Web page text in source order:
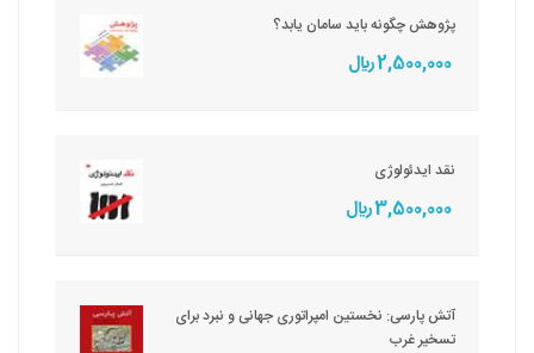
پژوهش چگونه باید سامان یابد؟
2,500,000 ريال
نقد ایدئولوژی
3,500,000 ريال
آتش پارسی: نخستین امپراتوری جهانی و نبرد برای
تسخیر غرب